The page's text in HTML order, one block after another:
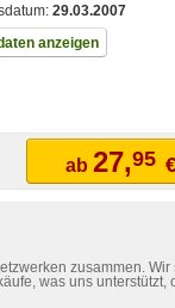
29.03.2007
anzeigen
ab 27,95
zusammen.
was uns unterstützt,